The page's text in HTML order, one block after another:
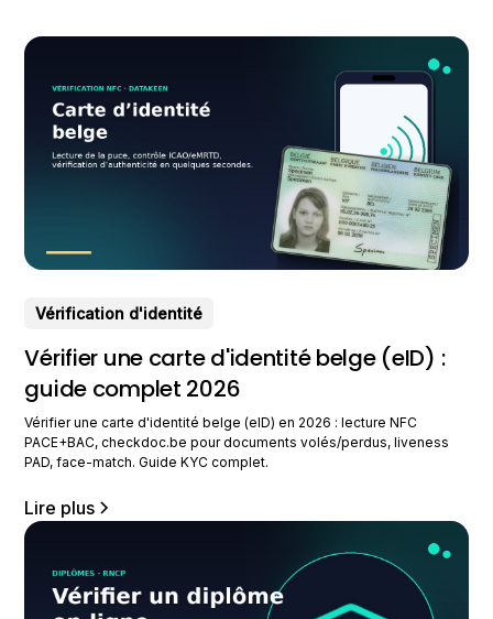
Vérification d'identité
Vérifier une carte d'identité belge (eID) :
guide complet 2026
Vérifier une carte d'identité belge (eID) en 2026 : lecture NFC
PACE+BAC, checkdoc.be pour documents volés/perdus, liveness
PAD, face-match. Guide KYC complet.
Lire plus